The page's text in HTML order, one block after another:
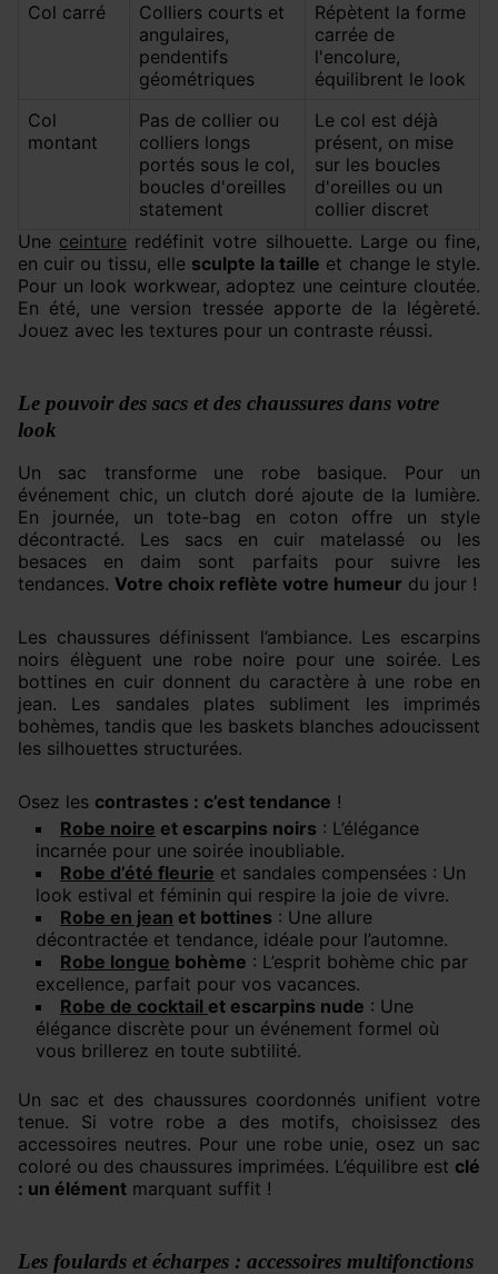
Col carré
Colliers courts et
angulaires,
pendentifs
géométriques
Répètent la forme
carrée de
l'encolure,
équilibrent le look
Col
montant
Pas de collier ou
colliers longs
portés sous le col,
boucles d'oreilles
statement
Le col est déjà
présent, on mise
sur les boucles
d'oreilles ou un
collier discret
Une ceinture redéfinit votre silhouette. Large ou fine,
en cuir ou tissu, elle sculpte la taille et change le style.
Pour un look workwear, adoptez une ceinture cloutée.
En été, une version tressée apporte de la légèreté.
Jouez avec les textures pour un contraste réussi.
Le pouvoir des sacs et des chaussures dans votre
look
Un sac transforme une robe basique. Pour un
événement chic, un clutch doré ajoute de la lumière.
En journée, un tote-bag en coton offre un style
décontracté. Les sacs en cuir matelassé ou les
besaces en daim sont parfaits pour suivre les
tendances. Votre choix reflète votre humeur du jour !
Les chaussures définissent l’ambiance. Les escarpins
noirs élèguent une robe noire pour une soirée. Les
bottines en cuir donnent du caractère à une robe en
jean. Les sandales plates subliment les imprimés
bohèmes, tandis que les baskets blanches adoucissent
les silhouettes structurées.
Osez les contrastes : c’est tendance !
Robe noire et escarpins noirs : L’élégance
incarnée pour une soirée inoubliable.
Robe d’été fleurie et sandales compensées : Un
look estival et féminin qui respire la joie de vivre.
Robe en jean et bottines : Une allure
décontractée et tendance, idéale pour l’automne.
Robe longue bohème : L’esprit bohème chic par
excellence, parfait pour vos vacances.
Robe de cocktail et escarpins nude : Une
élégance discrète pour un événement formel où
vous brillerez en toute subtilité.
Un sac et des chaussures coordonnés unifient votre
tenue. Si votre robe a des motifs, choisissez des
accessoires neutres. Pour une robe unie, osez un sac
coloré ou des chaussures imprimées. L’équilibre est clé
: un élément marquant suffit !
Les foulards et écharpes : accessoires multifonctions